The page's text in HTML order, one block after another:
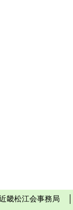
畿松江会事務